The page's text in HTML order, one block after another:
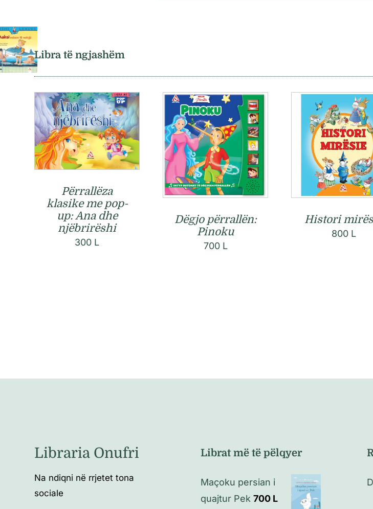
Libra të ngjashëm
Përrallëza
klasike me pop-
up: Ana dhe
njëbrirëshi
300 L
Dëgjo përrallën:
Pinoku
700 L
Histori
800 L
Libraria Onufri
Na ndiqni në rrjetet tona
sociale
Librat më të pëlqyer
Maçoku persian i
quajtur Pek 700 L